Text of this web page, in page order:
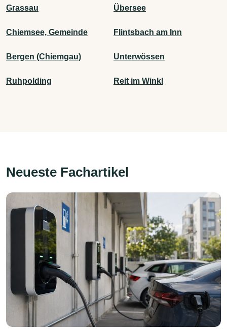
Grassau Übersee
Chiemsee, Gemeinde Flintsbach am Inn
Bergen (Chiemgau) Unterwössen
Ruhpolding Reit im Winkl
Neueste Fachartikel